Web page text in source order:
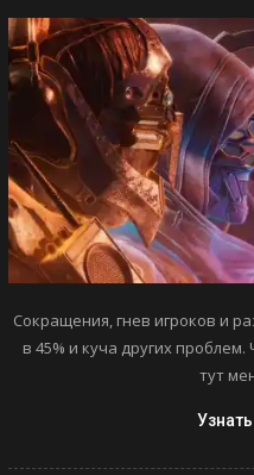
Сокращения, гнев игроков и
в 45% и куча других
тут